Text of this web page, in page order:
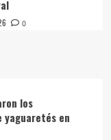
0
los
yaguaretés en